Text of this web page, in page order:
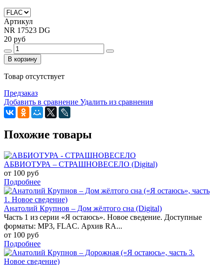
Артикул
NR 17523 DG
20 руб
В корзину
Товар отсутствует
Предзаказ
Добавить в сравнение Удалить из сравнения
Похожие товары
АБВИОТУРА – СТРАШНОВЕСЕЛО (Digital)
от 100 руб
Подробнее
Анатолий Крупнов – Дом жёлтого сна (Digital)
Часть 1 из серии «Я остаюсь». Новое сведение. Доступные
форматы: MP3, FLAC. Архив RA...
от 100 руб
Подробнее